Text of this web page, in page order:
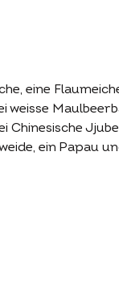
eine
weisse
ein Papau